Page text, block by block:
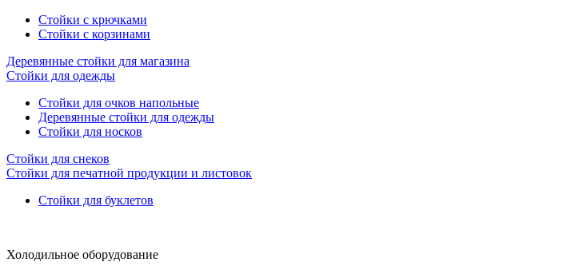
Стойки с крючками
Стойки с корзинами
Деревянные стойки для магазина
Стойки для одежды
Стойки для очков напольные
Деревянные стойки для одежды
Стойки для носков
Стойки для снеков
Стойки для печатной продукции и листовок
Стойки для буклетов
Холодильное оборудование